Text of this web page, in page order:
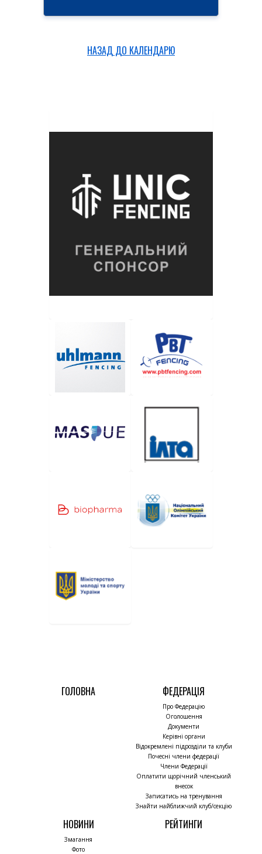
НАЗАД ДО КАЛЕНДАРЮ
ГОЛОВНА ФЕДЕРАЦІЯ
Про Федерацію
Оголошення
Документи
Керівні органи
Відокремлені підрозділи та клуби
Почесні члени федерації
Члени Федерації
Оплатити щорічний членський
внесок
Записатись на тренування
Знайти найближчий клуб/секцію
НОВИНИ
Змагання
Фото
РЕЙТИНГИ